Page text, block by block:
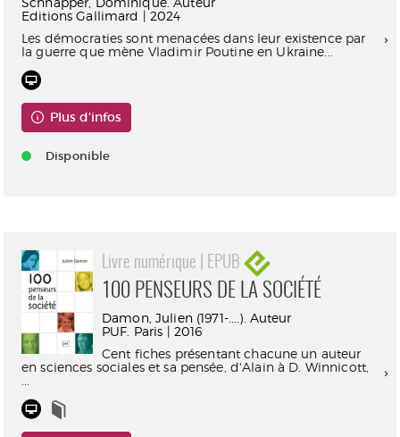
Editions Gallimard | 2024
Les démocraties sont menacées dans leur existence par
la guerre que mène Vladimir Poutine en Ukraine...
Plus d'infos
Disponible
Livre numérique | EPUB
100 PENSEURS DE LA SOCIÉTÉ
Damon, Julien (1971-....). Auteur
PUF. Paris | 2016
Cent fiches présentant chacune un auteur
en sciences sociales et sa pensée, d'Alain à D. Winnicott,